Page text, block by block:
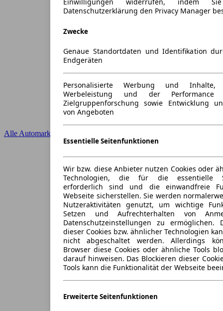
Alle Automarken
Einwilligungen widerrufen, indem
Datenschutzerklärung den Privacy Manager
Zwecke
Genaue Standortdaten und Identifikation
Endgeräten
Personalisierte Werbung und Inhalte,
Werbeleistung und der
Zielgruppenforschung sowie Entwicklung
von Angeboten
Essentielle Seitenfunktionen
Wir bzw. diese Anbieter nutzen Cookies oder
Technologien, die für die essentielle
erforderlich sind und die einwandfreie
Webseite sicherstellen. Sie werden
Nutzeraktivitäten genutzt, um wichtige
Setzen und Aufrechterhalten von
Datenschutzeinstellungen zu ermöglichen.
dieser Cookies bzw. ähnlicher Technologien
nicht abgeschaltet werden. Allerdings
Browser diese Cookies oder ähnliche Tools
darauf hinweisen. Das Blockieren dieser
Tools kann die Funktionalität der Webseite
Erweiterte Seitenfunktionen